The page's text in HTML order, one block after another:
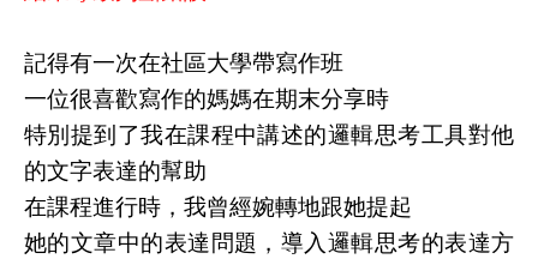
記得有一次在社區大學帶寫作班
一位很喜歡寫作的媽媽在期末分享時
特別提到了我在課程中講述的邏輯思考工具對他
的文字表達的幫助
在課程進行時，我曾經婉轉地跟她提起
她的文章中的表達問題，導入邏輯思考的表達方